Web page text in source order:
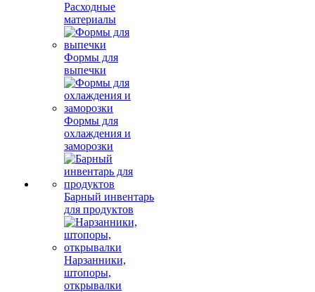
Расходные
материалы
Формы для
выпечки
Формы для
охлаждения и
заморозки
Барный инвентарь
для продуктов
Нарзанники,
штопоры,
открывалки